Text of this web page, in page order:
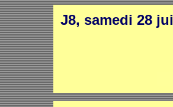
J8, samedi 28